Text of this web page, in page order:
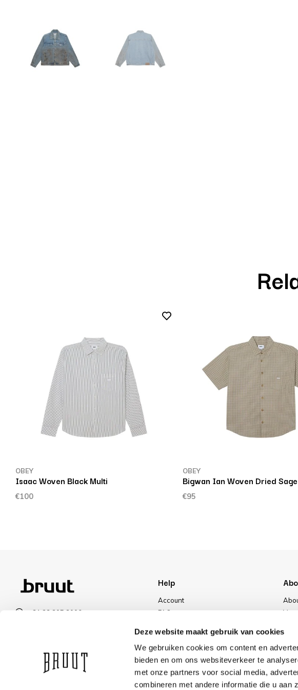
Deze website maakt gebruik van cookies
We gebruiken cookies om content en
bieden en om ons websiteverkeer te
met onze partners voor social media,
combineren met andere informatie die u
OBEY
Isaac Woven Black Multi
€100
OBEY
Bigwan Ian Woven Dried
€95
+31 23 205 2006
VIEW OPENING HOURS
Help
Account
FAQ
Payment Methods
Shipping
Discount
Our